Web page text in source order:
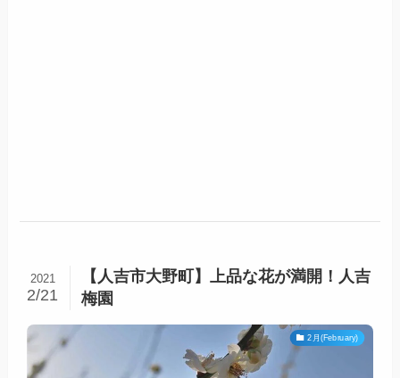
【人吉市大野町】上品な花が満開！人吉
梅園
2021
2/21
2月(February)